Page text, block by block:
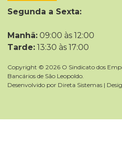
Segunda a Sexta:
Manhã: 09:00 às 12:00
Tarde: 13:30 às 17:00
Copyright © 2026 O Sindicato dos
Bancários de São Leopoldo.
Desenvolvido por Direta Sistemas |